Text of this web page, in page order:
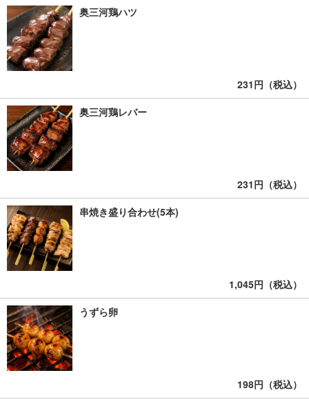
奥三河鶏ハツ
231円（税込）
奥三河鶏レバー
231円（税込）
串焼き盛り合わせ(5本)
1,045円（税込）
うずら卵
198円（税込）